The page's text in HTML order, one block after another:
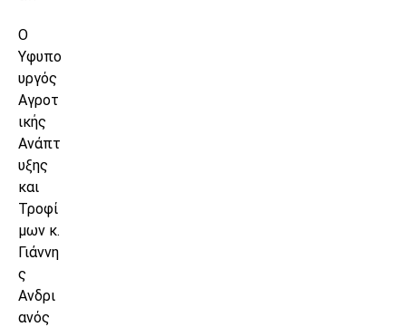
Ο
Υφυπο
υργός
Αγροτ
ικής
Ανάπτ
υξης
και
Τροφί
μων κ.
Γιάννη
ς
Ανδρι
ανός